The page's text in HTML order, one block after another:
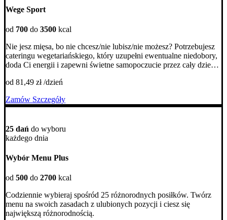
Wege Sport
od 700 do 3500 kcal
Nie jesz mięsa, bo nie chcesz/nie lubisz/nie możesz? Potrzebujesz
cateringu wegetariańskiego, który uzupełni ewentualne niedobory,
doda Ci energii i zapewni świetne samopoczucie przez cały dzień?
od 81,49 zł /dzień
Zamów Szczegóły
25 dań do wyboru
każdego dnia
Wybór Menu Plus
od 500 do 2700 kcal
Codziennie wybieraj spośród 25 różnorodnych posiłków. Twórz
menu na swoich zasadach z ulubionych pozycji i ciesz się
największą różnorodnością.